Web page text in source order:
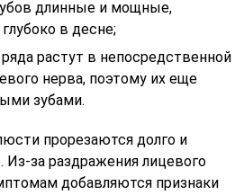
длинные и мощные,
в десне;
растут в непосредственной
нерва, поэтому их еще
зубами.
прорезаются долго и
Из-за раздражения лицевого
добавляются признаки